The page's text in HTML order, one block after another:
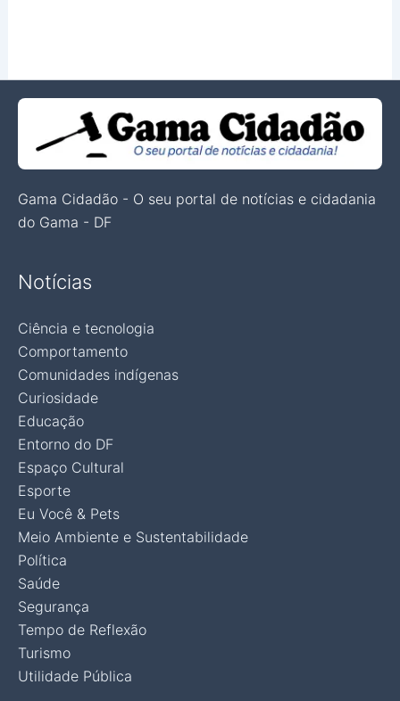
Gama Cidadão - O seu portal de notícias e cidadania
do Gama - DF
Notícias
Ciência e tecnologia
Comportamento
Comunidades indígenas
Curiosidade
Educação
Entorno do DF
Espaço Cultural
Esporte
Eu Você & Pets
Meio Ambiente e Sustentabilidade
Política
Saúde
Segurança
Tempo de Reflexão
Turismo
Utilidade Pública